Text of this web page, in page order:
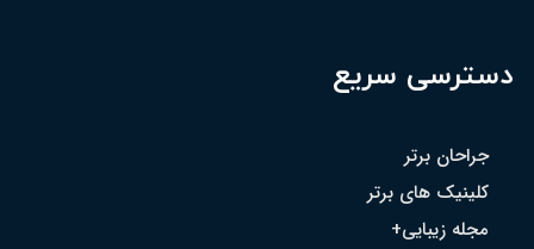
دسترسی سریع
جراحان برتر
کلینیک های برتر
مجله زیبایی+